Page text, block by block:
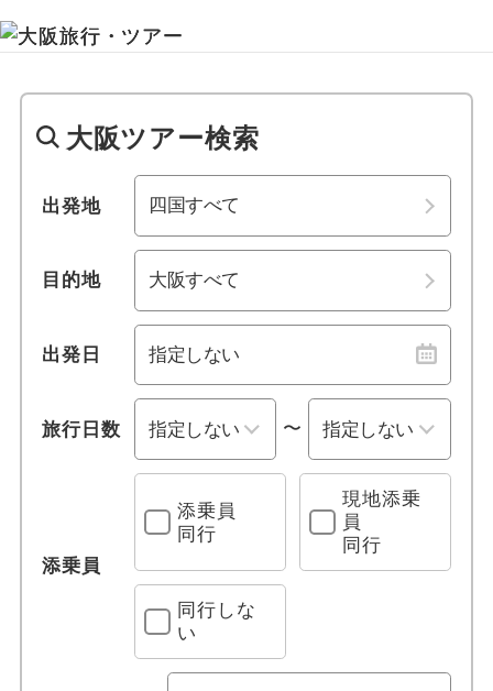
大阪ツアー検索
出発地
目的地
出発日
旅行日数 〜
添乗員
添乗員
同行
現地添乗
員
同行
同行しな
い
関西
中国
四国
四国すべて
愛媛県
徳島県
長期滞在
1名参加可能
おひとり様参加限定
レンタカー付き
観光列車
日 月 火 水 木 金 土